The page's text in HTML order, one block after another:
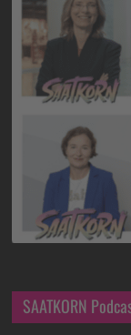
SAATKORN